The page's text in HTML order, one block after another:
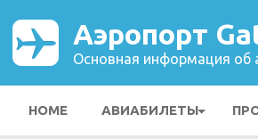
Аэропорт
Основная информация об
HOME АВИАБИЛЕТЫ